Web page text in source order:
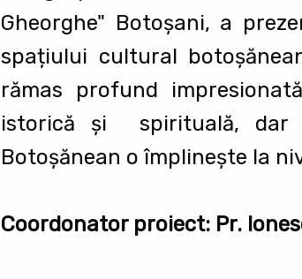
Gheorghe" Botoșani, a
spațiului cultural
rămas profund
istorică și spirituală, dar
Botoșănean o împlinește la
Coordonator proiect: Pr.